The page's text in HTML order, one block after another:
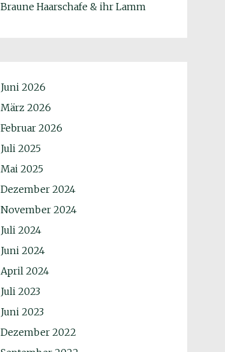
Braune Haarschafe & ihr Lamm
Juni 2026
März 2026
Februar 2026
Juli 2025
Mai 2025
Dezember 2024
November 2024
Juli 2024
Juni 2024
April 2024
Juli 2023
Juni 2023
Dezember 2022